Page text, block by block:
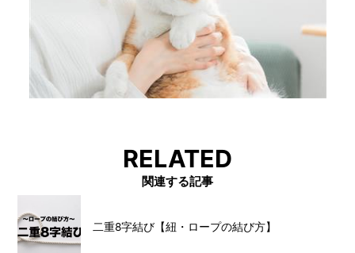
RELATED
関連する記事
二重8字結び【紐・ロープの結び方】